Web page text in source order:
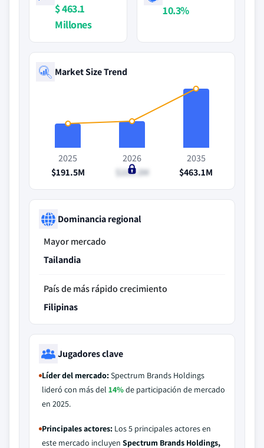
$ 463.1
Millones
10.3%
Market Size Trend
2025
$191.5M
2026
$210.3M
2035
$463.1M
Dominancia regional
Mayor mercado
Tailandia
País de más rápido crecimiento
Filipinas
Jugadores clave
Líder del mercado:Spectrum Brands Holdings
lideró con más del 14%de participación de mercado
en 2025.
Principales actores: Los 5 principales actores en
este mercado incluyen Spectrum Brands Holdings,